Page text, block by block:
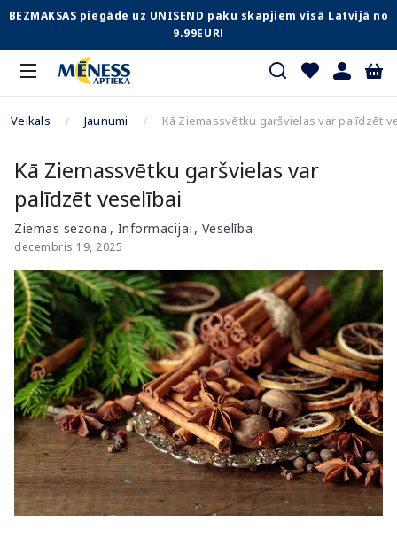
BEZMAKSAS piegāde uz UNISEND paku skapjiem visā Latvijā no
9.99EUR!
Veikals Jaunumi Kā Ziemassvētku garšvielas var palīdzēt
Kā Ziemassvētku garšvielas var
palīdzēt veselībai
Ziemas sezona Informacijai Veselība
decembris 19, 2025